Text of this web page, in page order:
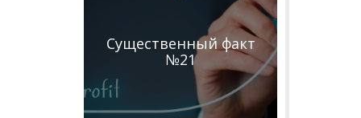
Существенный факт
№21